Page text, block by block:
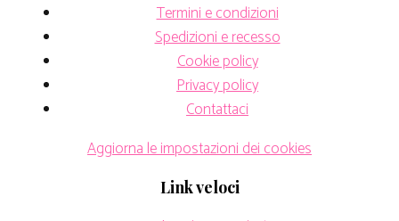
Termini e condizioni
Spedizioni e recesso
Cookie policy
Privacy policy
Contattaci
Aggiorna le impostazioni dei cookies
Link veloci